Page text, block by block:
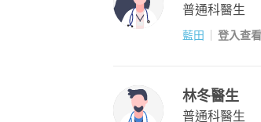
普通科醫生
藍田 登入查
林冬醫生
普通科醫生